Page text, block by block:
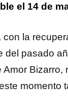
el 14 de
con la
del pasado
Amor Bizarro,
momento